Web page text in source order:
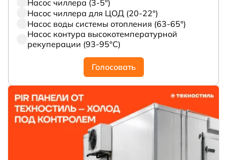
Насос чиллера (3-5°)
Насос чиллера для ЦОД (20-22°)
Насос воды системы отопления (63-65°)
Насос контура высокотемпературной
рекуперации (93-95°С)
Голосовать